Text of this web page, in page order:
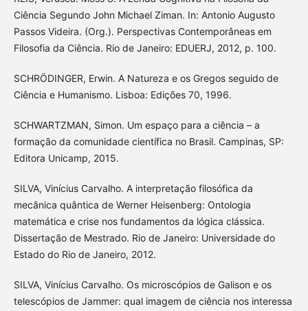
Ciência Segundo John Michael Ziman. In: Antonio Augusto
Passos Videira. (Org.). Perspectivas Contemporâneas em
Filosofia da Ciência. Rio de Janeiro: EDUERJ, 2012, p. 100.
SCHRÖDINGER, Erwin. A Natureza e os Gregos seguido de
Ciência e Humanismo. Lisboa: Edições 70, 1996.
SCHWARTZMAN, Simon. Um espaço para a ciência – a
formação da comunidade científica no Brasil. Campinas, SP:
Editora Unicamp, 2015.
SILVA, Vinícius Carvalho. A interpretação filosófica da
mecânica quântica de Werner Heisenberg: Ontologia
matemática e crise nos fundamentos da lógica clássica.
Dissertação de Mestrado. Rio de Janeiro: Universidade do
Estado do Rio de Janeiro, 2012.
SILVA, Vinícius Carvalho. Os microscópios de Galison e os
telescópios de Jammer: qual imagem de ciência nos interessa